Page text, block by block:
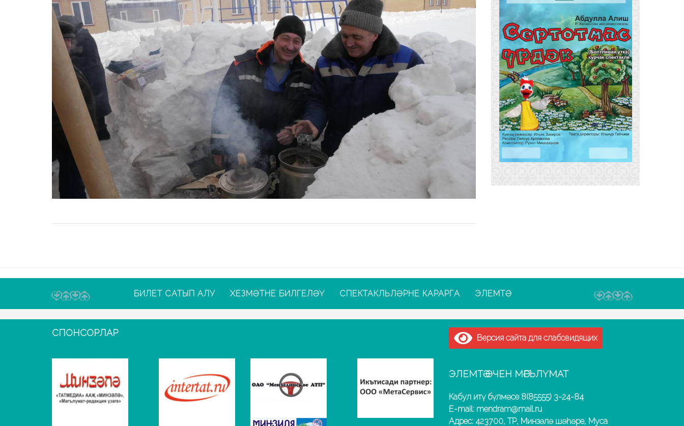
БИЛЕТ САТЫП АЛУ ХЕЗМӘТНЕ БИЛГЕЛӘҮ СПЕКТАКЛЬЛӘРНЕ КАРАРГА ЭЛЕМТӘ
СПОНСОРЛАР Версия сайта для слабовидящих
ЭЛЕМТӘ ӨЧЕН МӘГЪЛҮМАТ
Кабул итү бүлмәсе 8(85555) 3-24-84
E-mail: mendram@mail.ru
Адрес: 423700, ТР, Минзәлә шәһәре, Муса